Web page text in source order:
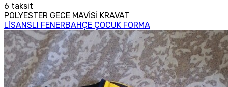
6 taksit
POLYESTER GECE MAVİSİ KRAVAT
LİSANSLI FENERBAHÇE ÇOCUK FORMA